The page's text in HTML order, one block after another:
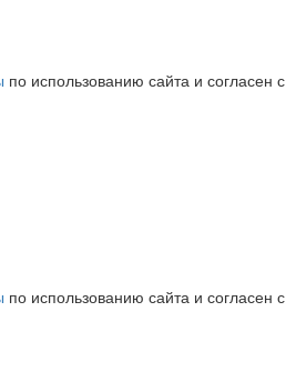
по использованию сайта и согласен с
по использованию сайта и согласен с